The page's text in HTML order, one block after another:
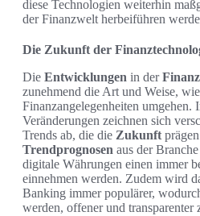
diese Technologien weiterhin
der Finanzwelt herbeiführen
Die Zukunft der
Die Entwicklungen in der
zunehmend die Art und Weise,
Finanzangelegenheiten umgehen.
Veränderungen zeichnen sich
Trends ab, die die Zukunft
Trendprognosen aus der
digitale Währungen einen immer
einnehmen werden. Zudem wird
Banking immer populärer,
werden, offener und transparenter